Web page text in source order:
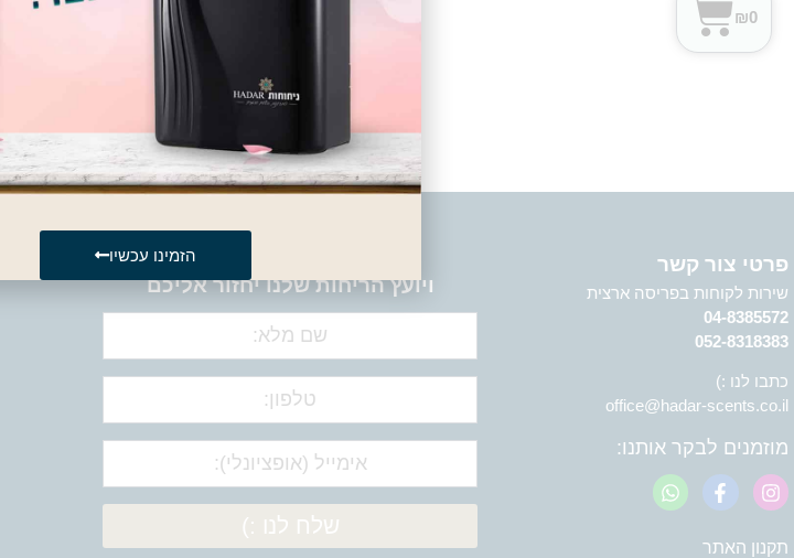
כנראה תאהבו גם מוצרים אלה
פרטי צור קשר
שירות לקוחות בפריסה ארצית
04-8385572
052-8318383
כתבו לנו :)
office@hadar-scents.co.il
מוזמנים לבקר אותנו:
תקנון האתר
ויועץ הריחות שלנו יחזור אליכם
שלח לנו :)
₪0
הזמינו עכשיו